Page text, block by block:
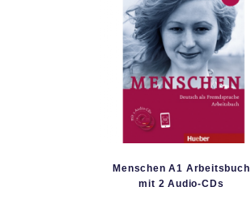
Menschen A1 Arbeitsbuch
mit 2 Audio-CDs